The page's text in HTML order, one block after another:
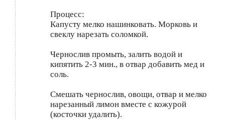
Процесс:
Капусту мелко нашинковать. Морковь и
свеклу нарезать соломкой.
Чернослив промыть, залить водой и
кипятить 2-3 мин., в отвар добавить мед и
соль.
Смешать чернослив, овощи, отвар и мелко
нарезанный лимон вместе с кожурой
(косточки удалить).